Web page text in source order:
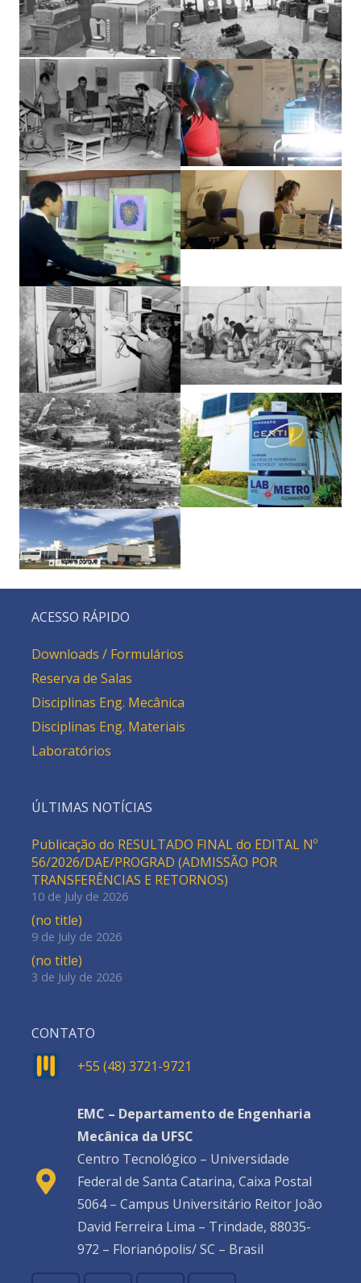
ACESSO RÁPIDO
Downloads / Formulários
Reserva de Salas
Disciplinas Eng. Mecânica
Disciplinas Eng. Materiais
Laboratórios
ÚLTIMAS NOTÍCIAS
Publicação do RESULTADO FINAL do EDITAL Nº
56/2026/DAE/PROGRAD (ADMISSÃO POR
TRANSFERÊNCIAS E RETORNOS)
10 de July de 2026
(no title)
9 de July de 2026
(no title)
3 de July de 2026
CONTATO
+55 (48) 3721-9721
EMC – Departamento de Engenharia
Mecânica da UFSC
Centro Tecnológico – Universidade
Federal de Santa Catarina, Caixa Postal
5064 – Campus Universitário Reitor João
David Ferreira Lima – Trindade, 88035-
972 – Florianópolis/ SC – Brasil